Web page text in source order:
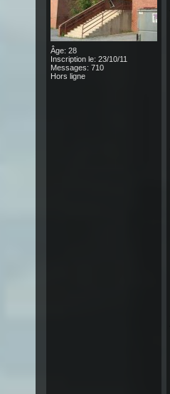
Âge: 28
Inscription le: 23/10/11
Messages: 710
Hors ligne